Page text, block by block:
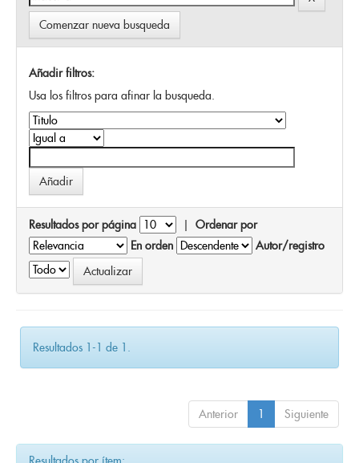
Comenzar nueva busqueda
Añadir filtros:
Usa los filtros para afinar la busqueda.
Resultados por página | Ordenar por
En orden
Autor/registro
Resultados 1-1 de 1.
Anterior 1 Siguiente